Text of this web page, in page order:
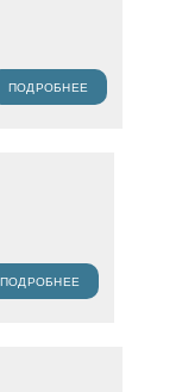
ПОДРОБНЕЕ
ПОДРОБНЕЕ